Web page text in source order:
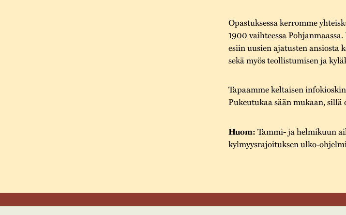
Opastuksessa kerromme
1900 vaihteessa
esiin uusien ajatusten ansiosta
sekä myös teollistumisen ja
Tapaamme keltaisen
Pukeutukaa sään mukaan,
Huom:Tammi- ja helmikuun
kylmyysrajoituksen ulko-